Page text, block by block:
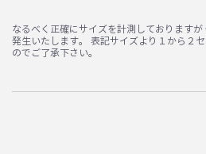
なるべく正確にサイズを計測しております
発生いたします。 表記サイズより１から２
のでご了承下さい。